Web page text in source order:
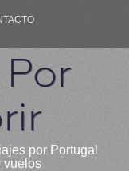
por Portugal
vuelos